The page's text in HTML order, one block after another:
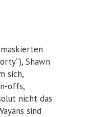
Shawn
sich,
offs,
nicht das
sind